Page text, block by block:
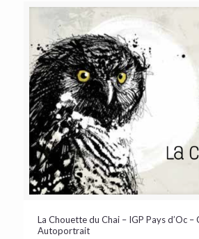
La Chouette du Chai – IGP Pays d’Oc –
Autoportrait